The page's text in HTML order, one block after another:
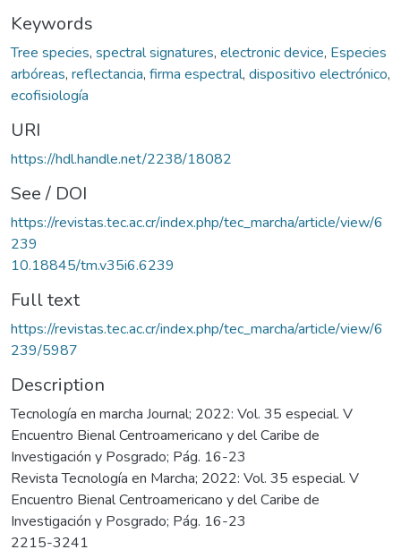
Keywords
Tree species, spectral signatures, electronic device, Especies
arbóreas, reflectancia, firma espectral, dispositivo electrónico,
ecofisiología
URI
https://hdl.handle.net/2238/18082
See / DOI
https://revistas.tec.ac.cr/index.php/tec_marcha/article/view/6
239
10.18845/tm.v35i6.6239
Full text
https://revistas.tec.ac.cr/index.php/tec_marcha/article/view/6
239/5987
Description
Tecnología en marcha Journal; 2022: Vol. 35 especial. V
Encuentro Bienal Centroamericano y del Caribe de
Investigación y Posgrado; Pág. 16-23
Revista Tecnología en Marcha; 2022: Vol. 35 especial. V
Encuentro Bienal Centroamericano y del Caribe de
Investigación y Posgrado; Pág. 16-23
2215-3241